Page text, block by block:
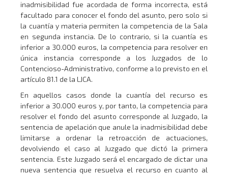
inadmisibilidad fue acordada de forma incorrecta, está
facultado para conocer el fondo del asunto, pero solo si
la cuantía y materia permiten la competencia de la Sala
en segunda instancia. De lo contrario, si la cuantía es
inferior a 30.000 euros, la competencia para resolver en
única instancia corresponde a los Juzgados de lo
Contencioso-Administrativo, conforme a lo previsto en el
artículo 81.1 de la LJCA.
En aquellos casos donde la cuantía del recurso es
inferior a 30.000 euros y, por tanto, la competencia para
resolver el fondo del asunto corresponde al Juzgado, la
sentencia de apelación que anule la inadmisibilidad debe
limitarse a ordenar la retroacción de actuaciones,
devolviendo el caso al Juzgado que dictó la primera
sentencia. Este Juzgado será el encargado de dictar una
nueva sentencia que resuelva el recurso en cuanto al